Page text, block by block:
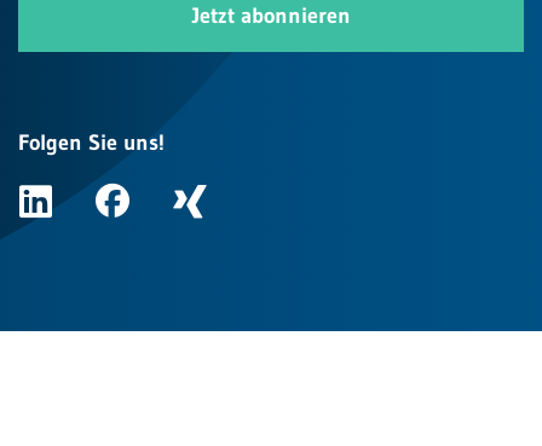
Jetzt abonnieren
Folgen Sie uns!